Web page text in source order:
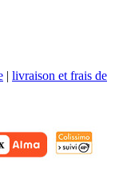
| livraison et frais de